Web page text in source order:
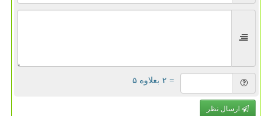
= ۲ بعلاوه ۵
ارسال نظر